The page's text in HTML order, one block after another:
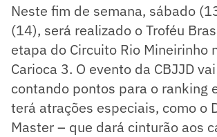
Neste fim de semana, sábado
(14), será realizado o Troféu
etapa do Circuito Rio Mineirinho
Carioca 3. O evento da CBJJD
contando pontos para o ranking
terá atrações especiais, como o
Master – que dará cinturão aos